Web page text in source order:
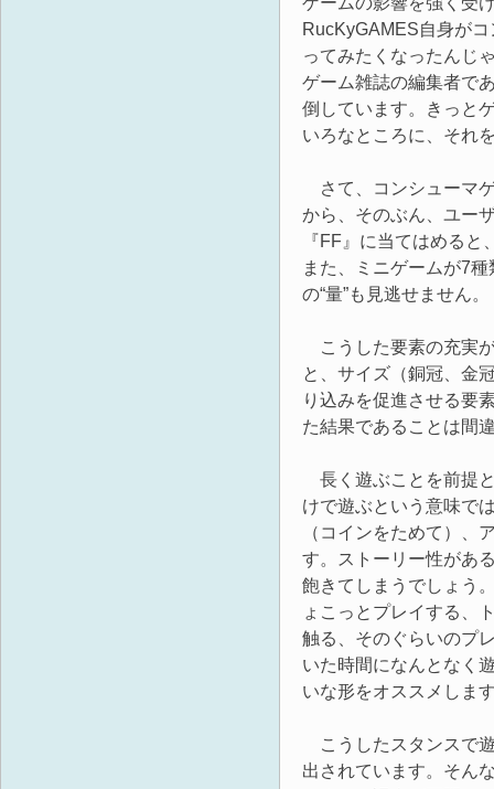
RucKyGAMES自身が
ってみたくなったんじ
ゲーム雑誌の編集者で
倒しています。きっと
いろなところに、それ
さて、コンシューマ
から、そのぶん、ユー
『FF』に当てはめる
また、ミニゲームが7
の“量”も見逃せません。
こうした要素の充実
と、サイズ（銅冠、金
り込みを促進させる要
た結果であることは間
長く遊ぶことを前提
けで遊ぶという意味で
（コインをためて）、
す。ストーリー性があ
飽きてしまうでしょう
ょこっとプレイする、
触る、そのぐらいのプ
いた時間になんとなく
いな形をオススメしま
こうしたスタンスで
出されています。そん